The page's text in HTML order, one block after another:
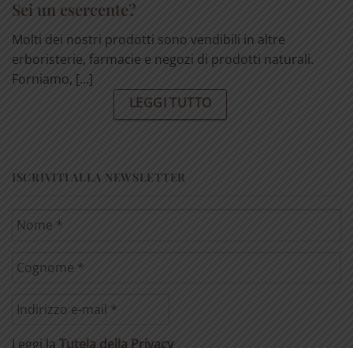
Sei un esercente?
Molti dei nostri prodotti sono vendibili in altre
erboristerie, farmacie e negozi di prodotti naturali.
Forniamo, [...]
LEGGI TUTTO
ISCRIVITI ALLA NEWSLETTER
Leggi la Tutela della Privacy